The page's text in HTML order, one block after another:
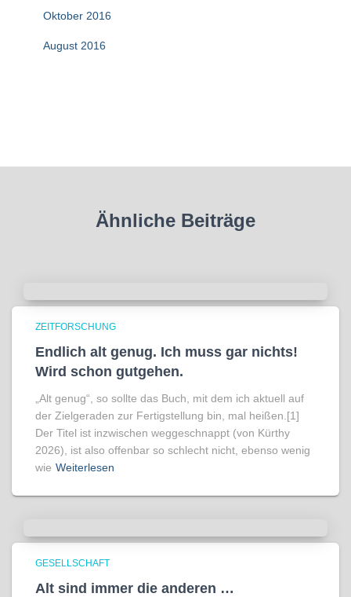
Oktober 2016
August 2016
Ähnliche Beiträge
ZEITFORSCHUNG
Endlich alt genug. Ich muss gar nichts!
Wird schon gutgehen.
„Alt genug“, so sollte das Buch, mit dem ich aktuell auf
der Zielgeraden zur Fertigstellung bin, mal heißen.[1]
Der Titel ist inzwischen weggeschnappt (von Kürthy
2026), ist also offenbar so schlecht nicht, ebenso wenig
wie Weiterlesen
GESELLSCHAFT
Alt sind immer die anderen …